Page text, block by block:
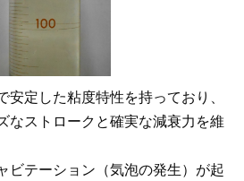
安定した粘度特性を持っており、
なストロークと確実な減衰力を維
ビテーション（気泡の発生）が起